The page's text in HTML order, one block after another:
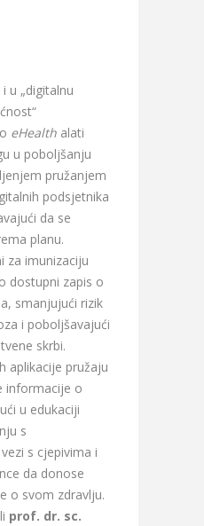
u „digitalnu
eHealth alati
u poboljšanju
pružanjem
podsjetnika
da se
planu.
za imunizaciju
dostupni zapis o
smanjujući rizik
i poboljšavajući
skrbi.
aplikacije pružaju
informacije o
u edukaciji
s
s cjepivima i
da donose
o svom zdravlju.
prof. dr. sc.